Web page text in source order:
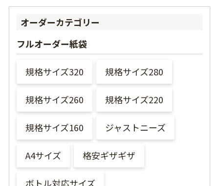
オーダーカテゴリー
フルオーダー紙袋
規格サイズ320 規格サイズ280
規格サイズ260 規格サイズ220
規格サイズ160 ジャストニーズ
A4サイズ 格安ギザギザ
ボトル対応サイズ